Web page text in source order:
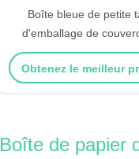
Boîte bleue de petite
d'emballage de
d'Usb de Bax de base
l'insertion noire
Obtenez le meilleur
Boîte de papier